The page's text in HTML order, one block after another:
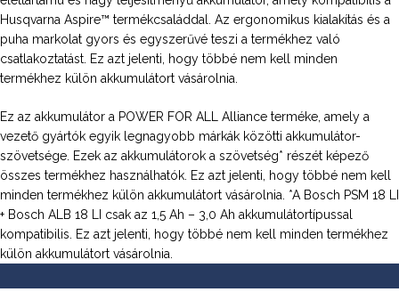
Husqvarna Aspire™ termékcsaláddal. Az ergonomikus kialakítás és a
puha markolat gyors és egyszerűvé teszi a termékhez való
csatlakoztatást. Ez azt jelenti, hogy többé nem kell minden
termékhez külön akkumulátort vásárolnia.
Ez az akkumulátor a POWER FOR ALL Alliance terméke, amely a
vezető gyártók egyik legnagyobb márkák közötti akkumulátor-
szövetsége. Ezek az akkumulátorok a szövetség* részét képező
összes termékhez használhatók. Ez azt jelenti, hogy többé nem kell
minden termékhez külön akkumulátort vásárolnia. *A Bosch PSM 18 LI
+ Bosch ALB 18 LI csak az 1,5 Ah – 3,0 Ah akkumulátortípussal
kompatibilis. Ez azt jelenti, hogy többé nem kell minden termékhez
külön akkumulátort vásárolnia.